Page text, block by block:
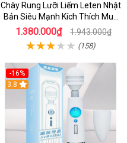
Chày Rung Lưỡi Liếm Leten Nhật
Bản Siêu Mạnh Kích Thích Mua
Ngay
1.380.000₫ 1.943.000₫
(158)
-16%
3.8